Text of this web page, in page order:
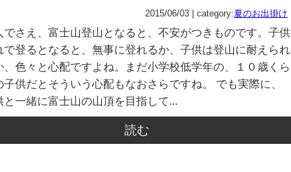
2015/06/03 | category:夏のお出掛け
でさえ、富士山登山となると、不安がつきものです。子供
で登るとなると、無事に登れるか、子供は登山に耐えられ
、色々と心配ですよね。まだ小学校低学年の、１０歳くら
子供だとそういう心配もなおさらですね。 でも実際に、
と一緒に富士山の山頂を目指して...
読む